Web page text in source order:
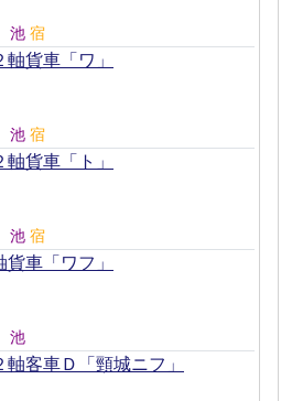
池 宿
貨車「ワ」
池 宿
貨車「ト」
池 宿
車「ワフ」
池
客車Ｄ「頸城ニフ」